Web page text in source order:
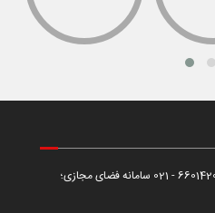
سامانه پیام گیر دفتر مرکزی تهران؛ 66014205 - 021 سامانه فضای مجازی؛